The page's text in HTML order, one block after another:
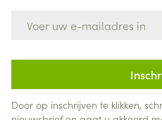
Door op inschrijven te klikken,